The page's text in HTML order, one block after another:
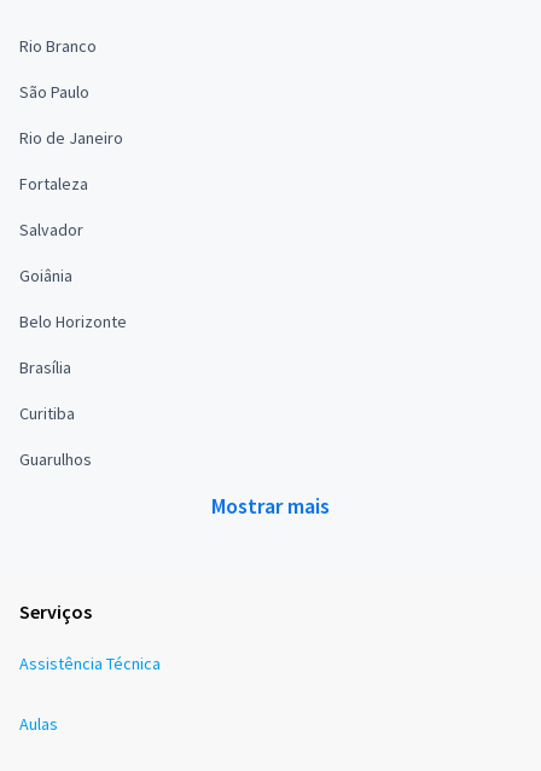
Rio Branco
São Paulo
Rio de Janeiro
Fortaleza
Salvador
Goiânia
Belo Horizonte
Brasília
Curitiba
Guarulhos
Mostrar mais
Serviços
Assistência Técnica
Aulas